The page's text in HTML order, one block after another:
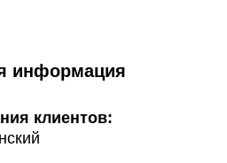
информация
клиентов: